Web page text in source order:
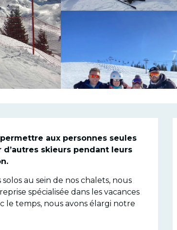
aux personnes seules
skieurs pendant leurs
au sein de nos chalets, nous
spécialisée dans les vacances
le temps, nous avons élargi notre